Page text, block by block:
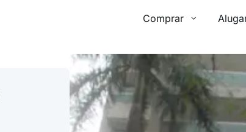
Comprar